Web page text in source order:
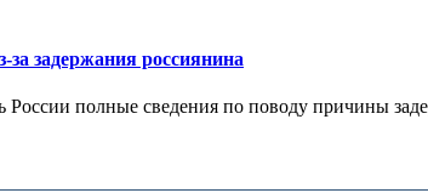
задержания россиянина
полные сведения по поводу причины